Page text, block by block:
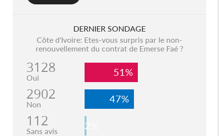
DERNIER SONDAGE
Côte d'Ivoire: Etes-vous surpris par le non-
renouvellement du contrat de Emerse Faé ?
3128
Oui 51%
2902
Non 47%
112
Sans avis 2%